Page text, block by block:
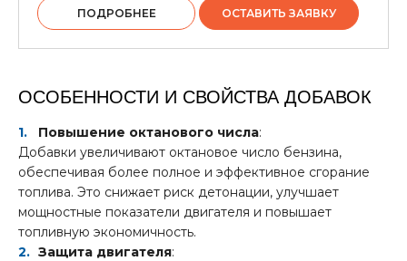
ПОДРОБНЕЕ ОСТАВИТЬ ЗАЯВКУ
ОСОБЕННОСТИ И СВОЙСТВА ДОБАВОК
Повышение октанового числа:
Добавки увеличивают октановое число бензина,
обеспечивая более полное и эффективное сгорание
топлива. Это снижает риск детонации, улучшает
мощностные показатели двигателя и повышает
топливную экономичность.
Защита двигателя: